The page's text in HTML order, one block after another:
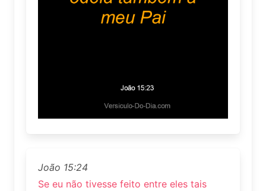
João 15:24
Se eu não tivesse feito entre eles tais